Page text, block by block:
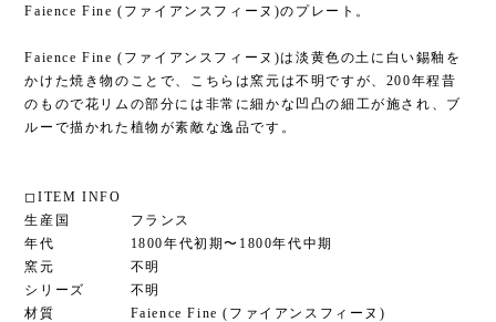
Faience Fine (ファイアンスフィーヌ)のプレート。
Faience Fine (ファイアンスフィーヌ)は淡黄色の土に白い錫釉を
かけた焼き物のことで、こちらは窯元は不明ですが、200年程昔
のもので花リムの部分には非常に細かな凹凸の細工が施され、ブ
ルーで描かれた植物が素敵な逸品です。
◻︎ITEM INFO
生産国 フランス
年代 1800年代初期〜1800年代中期
窯元 不明
シリーズ 不明
材質 Faience Fine (ファイアンスフィーヌ)